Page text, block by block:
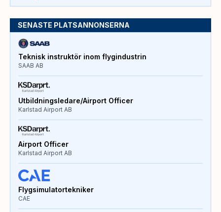
SENASTE PLATSANNONSERNA
Teknisk instruktör inom flygindustrin
SAAB AB
Utbildningsledare/Airport Officer
Karlstad Airport AB
Airport Officer
Karlstad Airport AB
Flygsimulatortekniker
CAE